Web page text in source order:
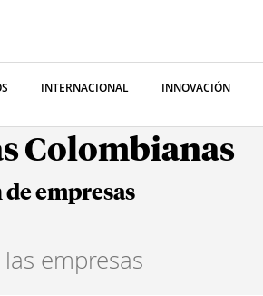
INTERNACIONAL INNOVACIÓN
Colombianas
empresas